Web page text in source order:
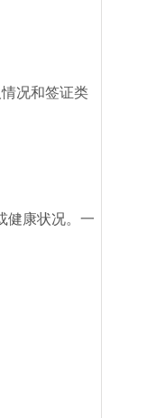
况和签证类
健康状况。一